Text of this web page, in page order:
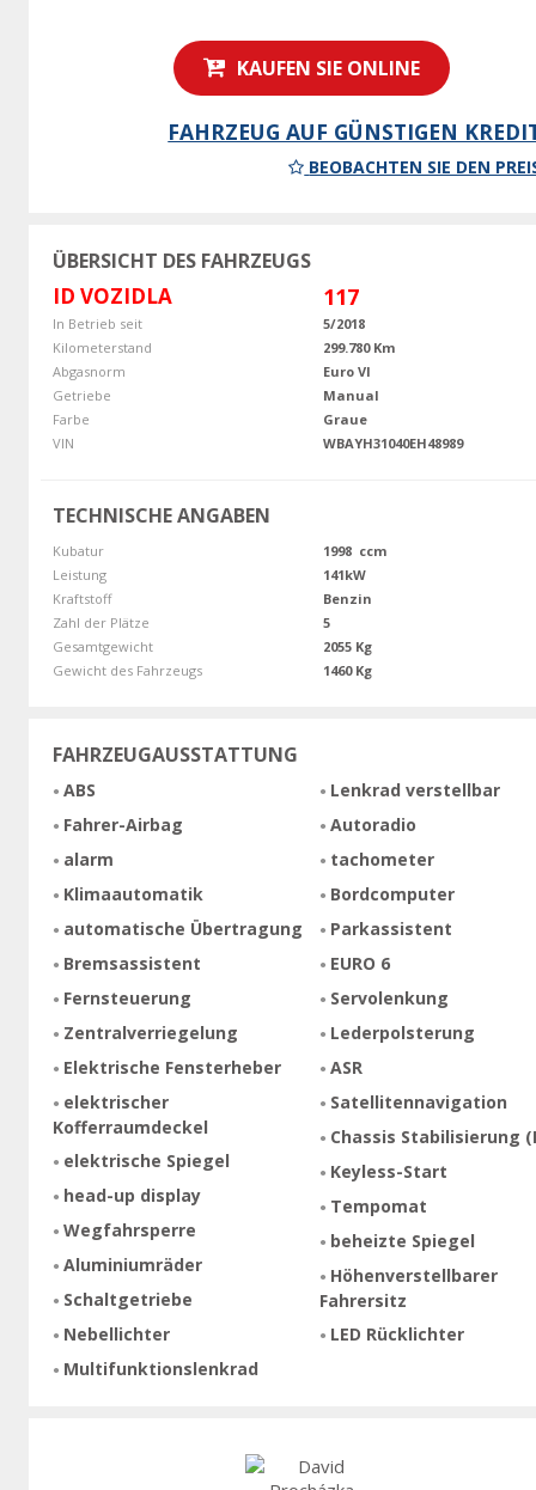
KAUFEN SIE ONLINE
FAHRZEUG AUF GÜNSTIGEN
BEOBACHTEN SIE DEN
ÜBERSICHT DES FAHRZEUGS
ID VOZIDLA 117
In Betrieb seit
5/2018
Kilometerstand
299.780 Km
Abgasnorm
Euro VI
Getriebe
Manual
Farbe
Graue
VIN
WBAYH31040EH48989
TECHNISCHE ANGABEN
Kubatur
1998 ccm
Leistung
141kW
Kraftstoff
Benzin
Zahl der Plätze
5
Gesamtgewicht
2055 Kg
Gewicht des Fahrzeugs
1460 Kg
FAHRZEUGAUSSTATTUNG
ABS
Fahrer-Airbag
alarm
Klimaautomatik
automatische Übertragung
Bremsassistent
Fernsteuerung
Zentralverriegelung
Elektrische Fensterheber
elektrischer
Kofferraumdeckel
elektrische Spiegel
head-up display
Wegfahrsperre
Aluminiumräder
Schaltgetriebe
Nebellichter
Multifunktionslenkrad
Lenkrad verstellbar
Autoradio
tachometer
Bordcomputer
Parkassistent
EURO 6
Servolenkung
Lederpolsterung
ASR
Satellitennavigation
Chassis Stabilisierung
Keyless-Start
Tempomat
beheizte Spiegel
Höhenverstellbarer
Fahrersitz
LED Rücklichter